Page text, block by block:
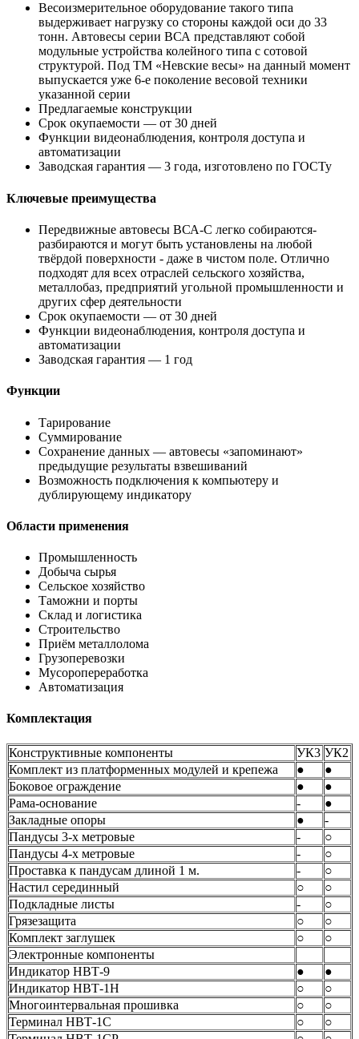
Весоизмерительное оборудование такого типа
выдерживает нагрузку со стороны каждой оси до 33
тонн. Автовесы серии ВСА представляют собой
модульные устройства колейного типа с сотовой
структурой. Под ТМ «Невские весы» на данный момент
выпускается уже 6-е поколение весовой техники
указанной серии
Предлагаемые конструкции
Срок окупаемости — от 30 дней
Функции видеонаблюдения, контроля доступа и
автоматизации
Заводская гарантия — 3 года, изготовлено по ГОСТу
Ключевые преимущества
Передвижные автовесы ВСА-С легко собираются-
разбираются и могут быть установлены на любой
твёрдой поверхности - даже в чистом поле. Отлично
подходят для всех отраслей сельского хозяйства,
металлобаз, предприятий угольной промышленности и
других сфер деятельности
Срок окупаемости — от 30 дней
Функции видеонаблюдения, контроля доступа и
автоматизации
Заводская гарантия — 1 год
Функции
Тарирование
Суммирование
Сохранение данных — автовесы «запоминают»
предыдущие результаты взвешиваний
Возможность подключения к компьютеру и
дублирующему индикатору
Области применения
Промышленность
Добыча сырья
Сельское хозяйство
Таможни и порты
Склад и логистика
Строительство
Приём металлолома
Грузоперевозки
Мусоропереработка
Автоматизация
Комплектация
Конструктивные компоненты УК3 УК2
Комплект из платформенных модулей и крепежа
●
●
Боковое ограждение
●
●
Рама-основание
-
●
Закладные опоры
●
-
Пандусы 3-х метровые
-
○
Пандусы 4-х метровые
-
○
Проставка к пандусам длиной 1 м.
-
○
Настил серединный
○
○
Подкладные листы
-
○
Грязезащита
○
○
Комплект заглушек
○
○
Электронные компоненты
Индикатор НВТ-9
●
●
Индикатор НВТ-1Н
○
○
Многоинтервальная прошивка
○
○
Терминал НВТ-1С
○
○